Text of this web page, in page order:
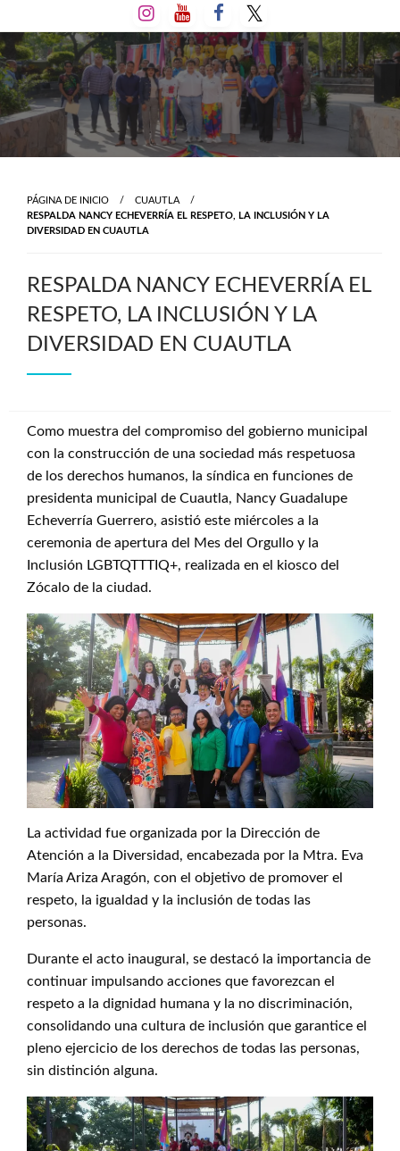
al
contenido
PÁGINA DE INICIO
CUAUTLA
RESPALDA NANCY ECHEVERRÍA EL RESPETO, LA INCLUSIÓN Y LA
DIVERSIDAD EN CUAUTLA
RESPALDA NANCY ECHEVERRÍA EL
RESPETO, LA INCLUSIÓN Y LA
DIVERSIDAD EN CUAUTLA
Como muestra del compromiso del gobierno municipal
con la construcción de una sociedad más respetuosa
de los derechos humanos, la síndica en funciones de
presidenta municipal de Cuautla, Nancy Guadalupe
Echeverría Guerrero, asistió este miércoles a la
ceremonia de apertura del Mes del Orgullo y la
Inclusión LGBTQTTTIQ+, realizada en el kiosco del
Zócalo de la ciudad.
La actividad fue organizada por la Dirección de
Atención a la Diversidad, encabezada por la Mtra. Eva
María Ariza Aragón, con el objetivo de promover el
respeto, la igualdad y la inclusión de todas las
personas.
Durante el acto inaugural, se destacó la importancia de
continuar impulsando acciones que favorezcan el
respeto a la dignidad humana y la no discriminación,
consolidando una cultura de inclusión que garantice el
pleno ejercicio de los derechos de todas las personas,
sin distinción alguna.